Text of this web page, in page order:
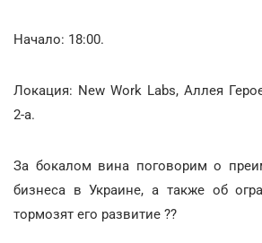
Начало: 18:00.
Локация: New Work Labs, Аллея
2-а.
За бокалом вина поговорим о
бизнеса в Украине, а также об
тормозят его развитие ??